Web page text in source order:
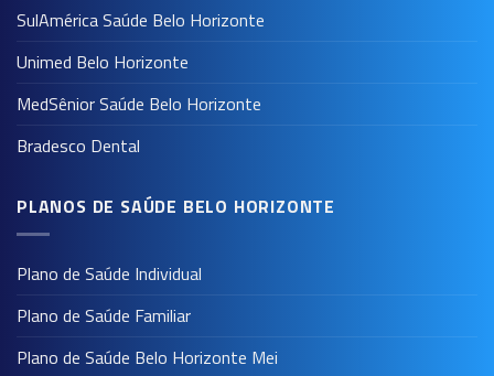
SulAmérica Saúde Belo Horizonte
Unimed Belo Horizonte
MedSênior Saúde Belo Horizonte
Bradesco Dental
PLANOS DE SAÚDE BELO HORIZONTE
Plano de Saúde Individual
Plano de Saúde Familiar
Plano de Saúde Belo Horizonte Mei